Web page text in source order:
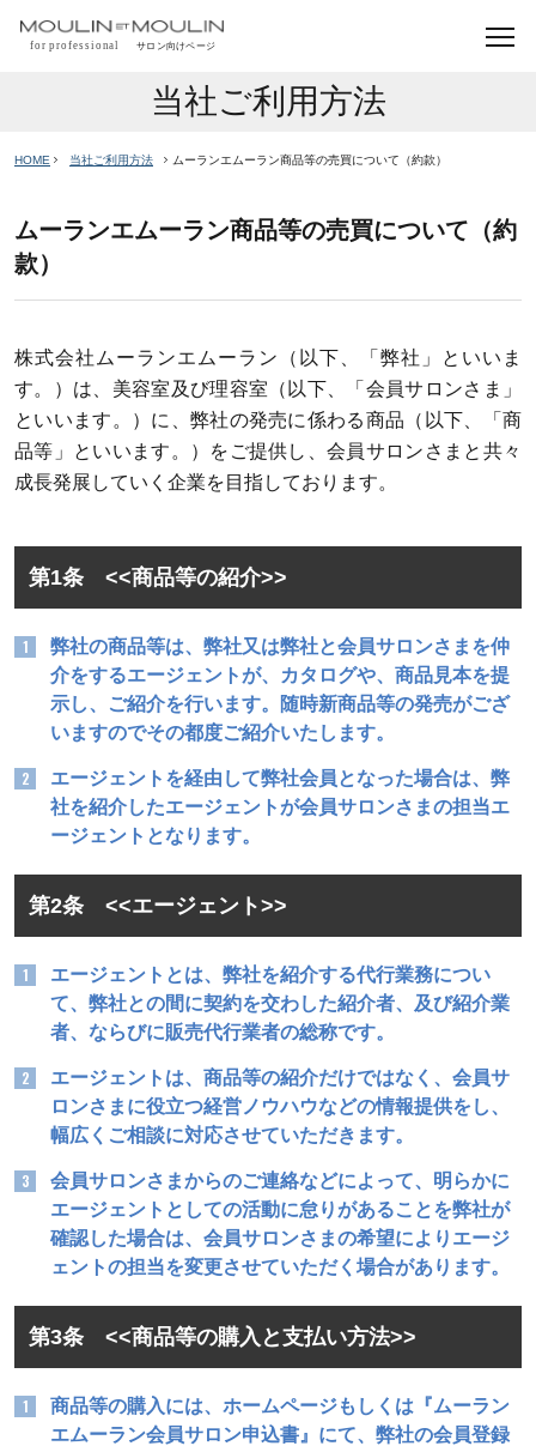
当社ご利用方法
HOME 当社ご利用方法 ムーランエムーラン商品等の売買について（約款）
ムーランエムーラン商品等の売買について（約
款）
株式会社ムーランエムーラン（以下、「弊社」といいま
す。）は、美容室及び理容室（以下、「会員サロンさま」
といいます。）に、弊社の発売に係わる商品（以下、「商
品等」といいます。）をご提供し、会員サロンさまと共々
成長発展していく企業を目指しております。
第1条 <<商品等の紹介>>
弊社の商品等は、弊社又は弊社と会員サロンさまを仲
介をするエージェントが、カタログや、商品見本を提
示し、ご紹介を行います。随時新商品等の発売がござ
いますのでその都度ご紹介いたします。
エージェントを経由して弊社会員となった場合は、弊
社を紹介したエージェントが会員サロンさまの担当エ
ージェントとなります。
第2条 <<エージェント>>
エージェントとは、弊社を紹介する代行業務につい
て、弊社との間に契約を交わした紹介者、及び紹介業
者、ならびに販売代行業者の総称です。
エージェントは、商品等の紹介だけではなく、会員サ
ロンさまに役立つ経営ノウハウなどの情報提供をし、
幅広くご相談に対応させていただきます。
会員サロンさまからのご連絡などによって、明らかに
エージェントとしての活動に怠りがあることを弊社が
確認した場合は、会員サロンさまの希望によりエージ
ェントの担当を変更させていただく場合があります。
第3条 <<商品等の購入と支払い方法>>
商品等の購入には、ホームページもしくは『ムーラン
エムーラン会員サロン申込書』にて、弊社の会員登録